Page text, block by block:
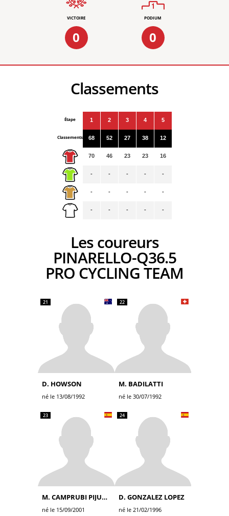
VICTOIRE
0
PODIUM
0
Classements
Étape
Classements
1
68
70
-
-
-
2
52
46
-
-
-
3
27
23
-
-
-
4
38
23
-
-
-
5
12
16
-
-
-
Les coureurs
PINARELLO-Q36.5
PRO CYCLING TEAM
21
D. HOWSON
né le 13/08/1992
22
M. BADILATTI
né le 30/07/1992
23
M. CAMPRUBI PIJUAN
né le 15/09/2001
24
D. GONZALEZ LOPEZ
né le 21/02/1996